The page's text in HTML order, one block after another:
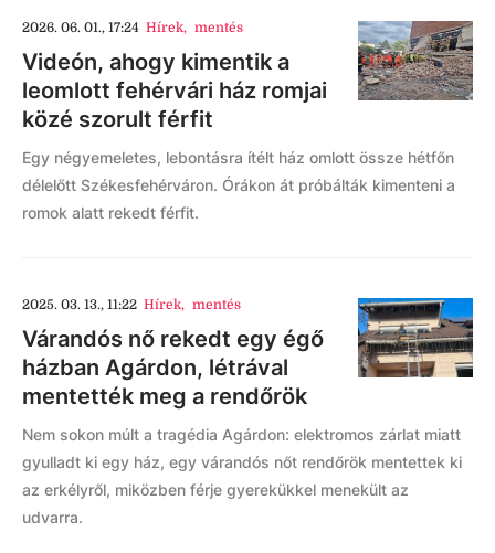
2026. 06. 01., 17:24 Hírek, mentés
Videón, ahogy kimentik a
leomlott fehérvári ház romjai
közé szorult férfit
Egy négyemeletes, lebontásra ítélt ház omlott össze hétfőn
délelőtt Székesfehérváron. Órákon át próbálták kimenteni a
romok alatt rekedt férfit.
2025. 03. 13., 11:22 Hírek, mentés
Várandós nő rekedt egy égő
házban Agárdon, létrával
mentették meg a rendőrök
Nem sokon múlt a tragédia Agárdon: elektromos zárlat miatt
gyulladt ki egy ház, egy várandós nőt rendőrök mentettek ki
az erkélyről, miközben férje gyerekükkel menekült az
udvarra.